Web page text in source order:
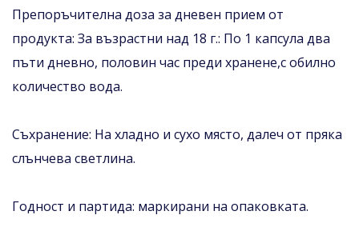
Препоръчителна доза за дневен прием от
продукта: За възрастни над 18 г.: По 1 капсула два
пъти дневно, половин час преди хранене,с обилно
количество вода.
Съхранение: На хладно и сухо място, далеч от пряка
слънчева светлина.
Годност и партида: маркирани на опаковката.